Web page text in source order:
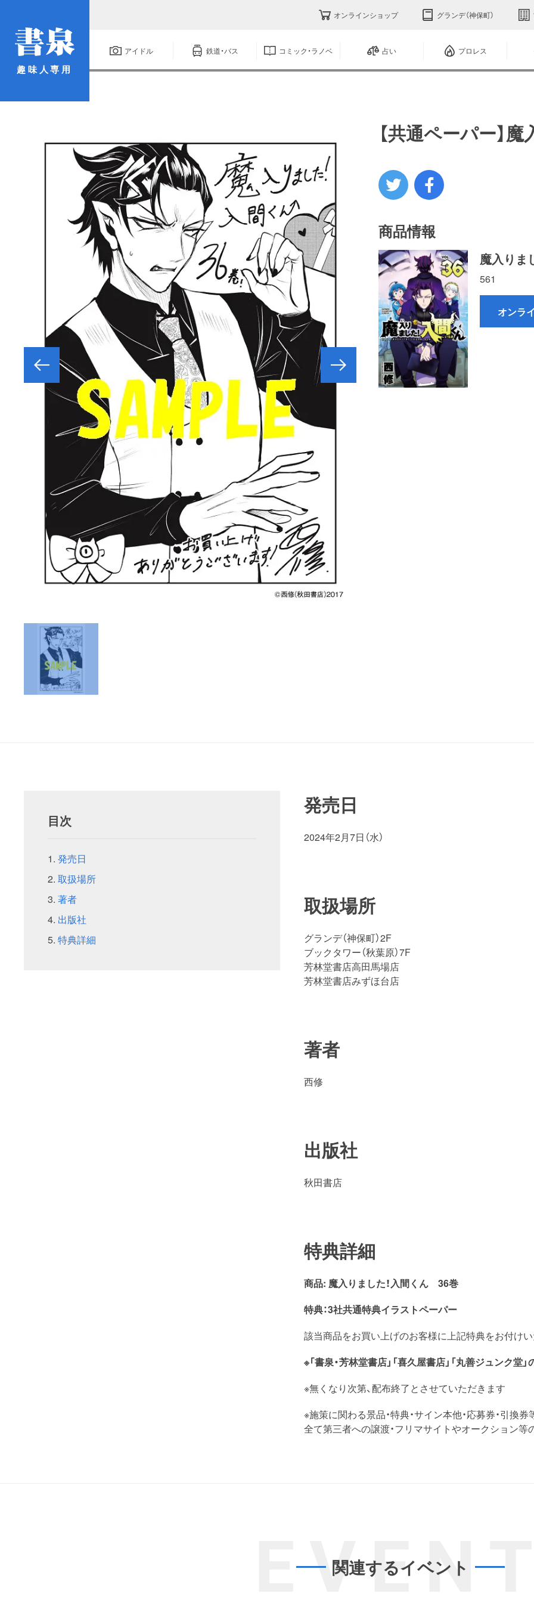
趣味人専用
オンラインショップ グランデ（神保町）
アイドル 鉄道・バス コミック・ラノベ 占い プロレス
【共通ペーパー】
商品情報
魔入りま
561
オンラ
目次
発売日
取扱場所
著者
出版社
特典詳細
発売日
2024年2月7日（水）
取扱場所
グランデ（神保町）2F
ブックタワー（秋葉原）7F
芳林堂書店高田馬場店
芳林堂書店みずほ台店
著者
西修
出版社
秋田書店
特典詳細
商品: 魔入りました！入間くん 36巻
特典：3社共通特典イラストペーパー
該当商品をお買い上げのお客様に上記特典をお付けい
※「書泉・芳林堂書店」「喜久屋書店」「丸善ジュンク堂
※無くなり次第、配布終了とさせていただきます
※施策に関わる景品・特典・サイン本他・応募券・引換券
全て第三者への譲渡・フリマサイトやオークション等
EVENT
関連するイベント